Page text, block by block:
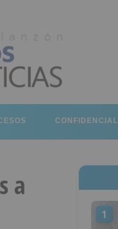
CONFIDENCIAL
a
1